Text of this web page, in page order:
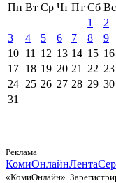
Пн Вт Ср Чт Пт Сб Вс
1
2
3
4 5 6 7 8
9
10 11 12 13 14 15 16
17 18 19 20 21 22 23
24 25 26 27 28 29 30
31
Реклама
КомиОнлайнЛента
«КомиОнлайн».